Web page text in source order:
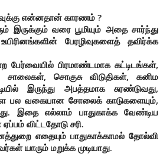
என்னதான் காரணம் ?
இருக்கும் வரை பூமியும் அதை சார்ந்து
பேரழிவுகளைத் தவிர்க்க
பேர்வையில் பிரமாண்டமாக கட்டிடங்கள்,
சொகுசு விடுதிகள், கனிம
இருந்து அபத்தமாக சுரண்டுவது,
பல வகையான சோலைக் காடுகளையும்,
இதை எல்லாம் பாதுகாக்க வேண்டிய
விட்டதோடு சரி.
எதையும் பாதுகாக்காமல் தோல்வி
யாரும் மறுக்க முடியாது.